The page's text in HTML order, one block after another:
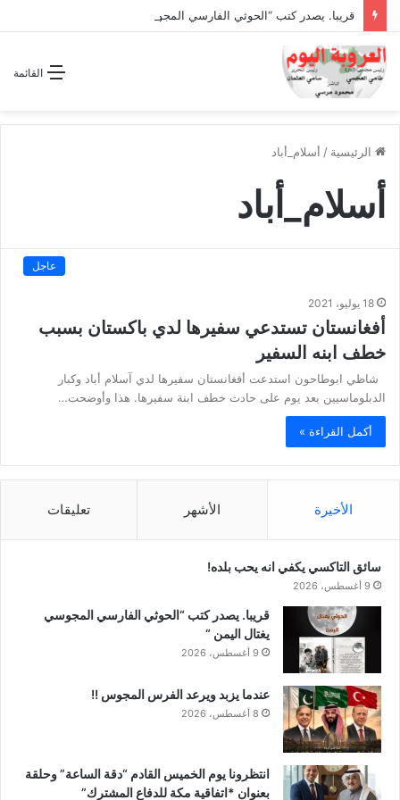
قريبا. يصدر كتب “الحوثي الفارسي المجوسي يغتال اليمن “
القائمة
الرئيسية / أسلام_أباد
أسلام_أباد
عاجل
18 يوليو، 2021
أفغانستان تستدعي سفيرها لدي باكستان بسبب
خطف ابنه السفير
شاظي ابوطاحون استدعت أفغانستان سفيرها لدي آسلام أباد وكبار
الدبلوماسيين بعد يوم على حادث خطف ابنة سفيرها. هذا وأوضحت…
أكمل القراءة »
الأخيرة الأشهر تعليقات
سائق التاكسي يكفي انه يحب بلده!
9 أغسطس، 2026
قريبا. يصدر كتب “الحوثي الفارسي المجوسي
يغتال اليمن “
9 أغسطس، 2026
عندما يزبد ويرعد الفرس المجوس !!
8 أغسطس، 2026
انتظرونا يوم الخميس القادم “دقة الساعة” وحلقة
بعنوان *اتفاقية مكة للدفاع المشترك”